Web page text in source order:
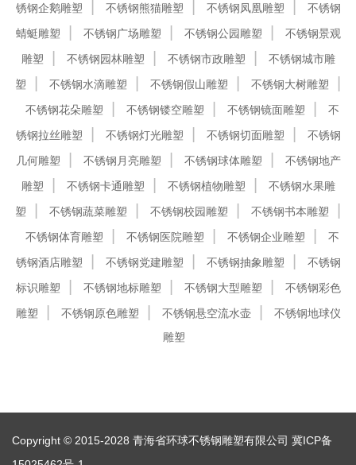
锈钢企鹅雕塑
不锈钢熊猫雕塑 不锈钢凤凰雕塑
不锈钢
蜻蜓雕塑
不锈钢广场雕塑 不锈钢公园雕塑
不锈钢景观
雕塑
不锈钢园林雕塑 不锈钢市政雕塑
不锈钢城市雕
塑
不锈钢水滴雕塑 不锈钢假山雕塑
不锈钢大树雕塑
不锈钢花朵雕塑
不锈钢镂空雕塑 不锈钢镜面雕塑
不
锈钢拉丝雕塑
不锈钢灯光雕塑 不锈钢切面雕塑
不锈钢
几何雕塑
不锈钢月亮雕塑 不锈钢球体雕塑
不锈钢地产
雕塑
不锈钢卡通雕塑 不锈钢植物雕塑
不锈钢水果雕
塑
不锈钢蔬菜雕塑 不锈钢校园雕塑
不锈钢书本雕塑
不锈钢体育雕塑
不锈钢医院雕塑 不锈钢企业雕塑
不
锈钢酒店雕塑
不锈钢党建雕塑 不锈钢抽象雕塑
不锈钢
标识雕塑
不锈钢地标雕塑 不锈钢大型雕塑
不锈钢彩色
雕塑
不锈钢原色雕塑 不锈钢悬空流水壶
不锈钢地球仪
雕塑
Copyright © 2015-2028 青海省环球不锈钢雕塑有限公司 冀ICP备